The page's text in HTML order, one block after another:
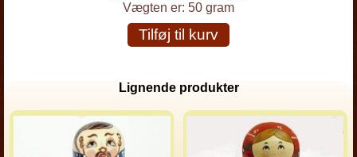
Vægten er: 50 gram
Tilføj til kurv
Lignende produkter